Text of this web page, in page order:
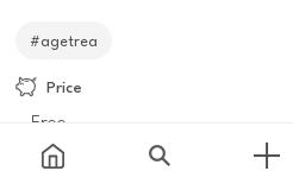
#agetrea
Price
Free
Meeting point